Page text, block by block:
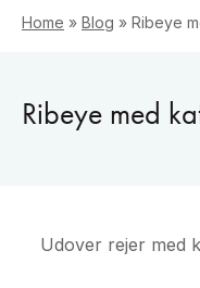
Home » Blog » Ribeye
Ribeye med
Udover rejer med